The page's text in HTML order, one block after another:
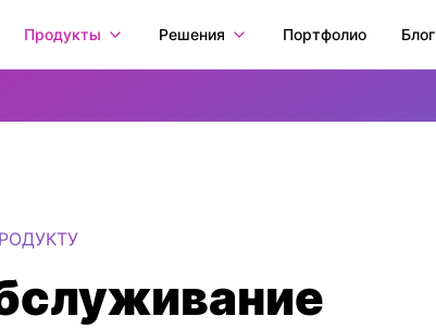
Продукты Решения Портфолио Блог